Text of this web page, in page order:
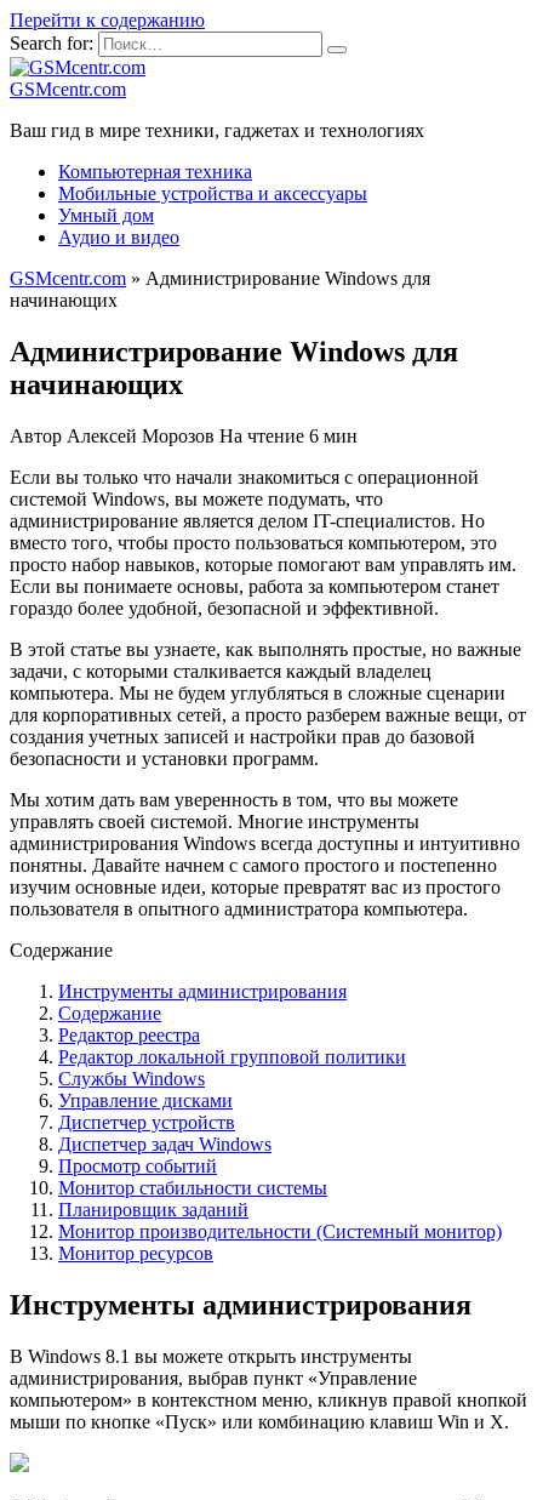
Перейти к содержанию
Search for:
GSMcentr.com
Ваш гид в мире техники, гаджетах и технологиях
Компьютерная техника
Мобильные устройства и аксессуары
Умный дом
Аудио и видео
GSMcentr.com » Администрирование Windows для
начинающих
Администрирование Windows для
начинающих
Автор Алексей Морозов На чтение 6 мин
Если вы только что начали знакомиться с операционной
системой Windows, вы можете подумать, что
администрирование является делом IT-специалистов. Но
вместо того, чтобы просто пользоваться компьютером, это
просто набор навыков, которые помогают вам управлять им.
Если вы понимаете основы, работа за компьютером станет
гораздо более удобной, безопасной и эффективной.
В этой статье вы узнаете, как выполнять простые, но важные
задачи, с которыми сталкивается каждый владелец
компьютера. Мы не будем углубляться в сложные сценарии
для корпоративных сетей, а просто разберем важные вещи, от
создания учетных записей и настройки прав до базовой
безопасности и установки программ.
Мы хотим дать вам уверенность в том, что вы можете
управлять своей системой. Многие инструменты
администрирования Windows всегда доступны и интуитивно
понятны. Давайте начнем с самого простого и постепенно
изучим основные идеи, которые превратят вас из простого
пользователя в опытного администратора компьютера.
Содержание
Инструменты администрирования
Содержание
Редактор реестра
Редактор локальной групповой политики
Службы Windows
Управление дисками
Диспетчер устройств
Диспетчер задач Windows
Просмотр событий
Монитор стабильности системы
Планировщик заданий
Монитор производительности (Системный монитор)
Монитор ресурсов
Инструменты администрирования
В Windows 8.1 вы можете открыть инструменты
администрирования, выбрав пункт «Управление
компьютером» в контекстном меню, кликнув правой кнопкой
мыши по кнопке «Пуск» или комбинацию клавиш Win и X.